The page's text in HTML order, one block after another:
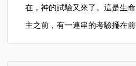
在，神的試驗又來了。這是生
主之前，有一連串的考驗擺在